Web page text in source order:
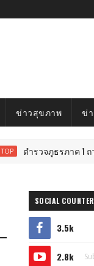
ข่าวสุขภาพ ข่
ำรวจภูธรภาค 1 ถวายพ
SOCIAL COUNTER
3.5k
2.8k